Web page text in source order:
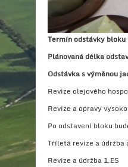
Termín odstávky bloku
Plánovaná délka
Odstávka s výměnou
Revize olejového
Revize a opravy
Po odstavení bloku
Tříletá revize a údržba
Revize a údržba 1.ES